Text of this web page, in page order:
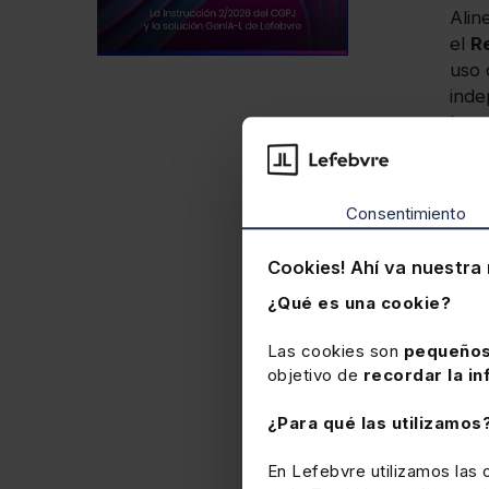
Consentimiento
Cookies! Ahí va nuestra
¿Qué es una cookie?
Las cookies son
objetivo de recordar la
¿Para qué las
En Lefebvre utilizamos las
el
uso
-
-